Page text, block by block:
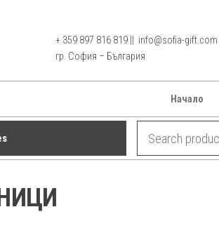
+ 359 897 816 819 || info@sofia-gift.com ||
гр. София – България
Начало